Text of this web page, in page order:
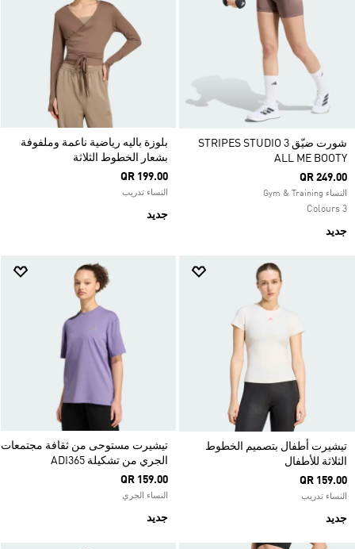
شورت ضيّق 3 STRIPES STUDIO
ALL ME BOOTY
QR 249.00
النساء Gym & Training
3 Colours
جديد
بلوزة باليه رياضية ناعمة وملفوفة
بشعار الخطوط الثلاثة
QR 199.00
النساء تدريب
جديد
تيشيرت أطفال بتصميم الخطوط
الثلاثة للأطفال
QR 159.00
النساء تدريب
جديد
تيشيرت مستوحى من ثقافة مجتمعات
الجري من تشكيلة ADI365
QR 159.00
النساء الجري
جديد